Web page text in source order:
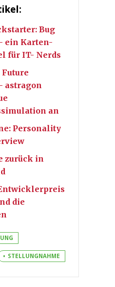
Bug
ein Karten-
für IT- Nerds
astragon
an
Personality
zurück in
die
STELLUNGNAHME